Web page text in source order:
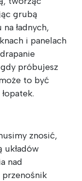
grubą
ładnych,
i panelach
próbujesz
to być
znosić,
układów
nad
przenośnik